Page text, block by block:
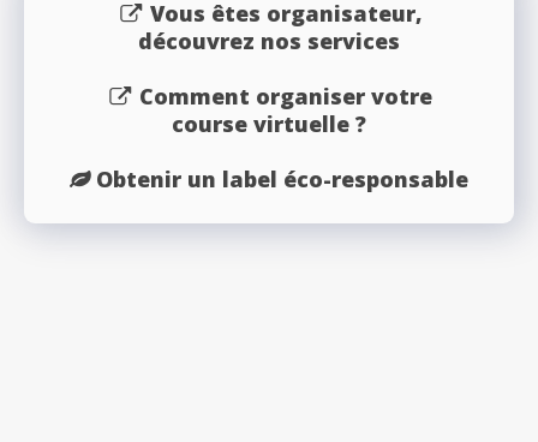
Vous êtes organisateur,
découvrez nos services
Comment organiser votre
course virtuelle ?
Obtenir un label éco-responsable